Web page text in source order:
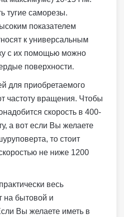
тугие саморезы.
показателем
к универсальным
с их помощью можно
поверхности.
для приобретаемого
частоту вращения. Чтобы
скорость в 400-
а вот если Вы желаете
то стоит
не ниже 1200
весь
на бытовой и
Вы желаете иметь в